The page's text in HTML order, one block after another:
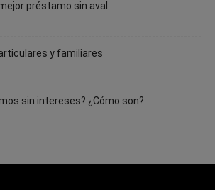
préstamo sin aval
y familiares
sin intereses? ¿Cómo son?